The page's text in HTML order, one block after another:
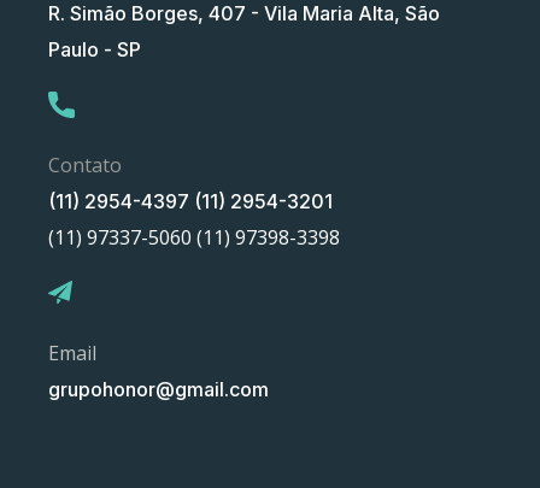
R. Simão Borges, 407 - Vila Maria Alta, São
Paulo - SP
Contato
(11) 2954-4397 (11) 2954-3201
(11) 97337-5060 (11) 97398-3398
Email
grupohonor@gmail.com